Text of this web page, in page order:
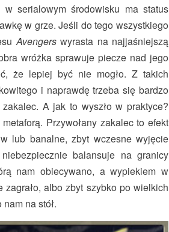
serialowym środowisku ma status
w grze. Jeśli do tego wszystkiego
Avengerswyrasta na najjaśniejszą
wróżka sprawuje piecze nad jego
że lepiej być nie mogło. Z takich
i naprawdę trzeba się bardzo
A jak to wyszło w praktyce?
Przywołany zakalec to efekt
lub banalne, zbyt wczesne wyjęcie
balansuje na granicy
nam obiecywano, a wypiekiem w
albo zbyt szybko po wielkich
na stół.